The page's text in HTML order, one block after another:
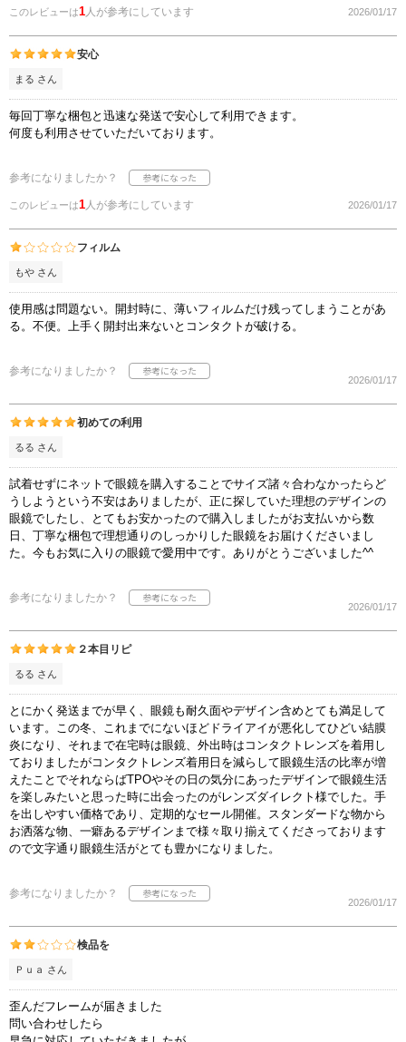
このレビューは1 人が参考にしています 2026/01/17
安心
まる さん
毎回丁寧な梱包と迅速な発送で安心して利用できます。
何度も利用させていただいております。
参考になりましたか？
このレビューは1 人が参考にしています 2026/01/17
フィルム
もや さん
使用感は問題ない。開封時に、薄いフィルムだけ残ってしまうことがあ
る。不便。上手く開封出来ないとコンタクトが破ける。
参考になりましたか？
2026/01/17
初めての利用
るる さん
試着せずにネットで眼鏡を購入することでサイズ諸々合わなかったらど
うしようという不安はありましたが、正に探していた理想のデザインの
眼鏡でしたし、とてもお安かったので購入しましたがお支払いから数
日、丁寧な梱包で理想通りのしっかりした眼鏡をお届けくださいまし
た。今もお気に入りの眼鏡で愛用中です。ありがとうございました^^
参考になりましたか？
2026/01/17
２本目リピ
るる さん
とにかく発送までが早く、眼鏡も耐久面やデザイン含めとても満足して
います。この冬、これまでにないほどドライアイが悪化してひどい結膜
炎になり、それまで在宅時は眼鏡、外出時はコンタクトレンズを着用し
ておりましたがコンタクトレンズ着用日を減らして眼鏡生活の比率が増
えたことでそれならばTPOやその日の気分にあったデザインで眼鏡生活
を楽しみたいと思った時に出会ったのがレンズダイレクト様でした。手
を出しやすい価格であり、定期的なセール開催。スタンダードな物から
お洒落な物、一癖あるデザインまで様々取り揃えてくださっております
ので文字通り眼鏡生活がとても豊かになりました。
参考になりましたか？
2026/01/17
検品を
Ｐｕａ さん
歪んだフレームが届きました
問い合わせしたら